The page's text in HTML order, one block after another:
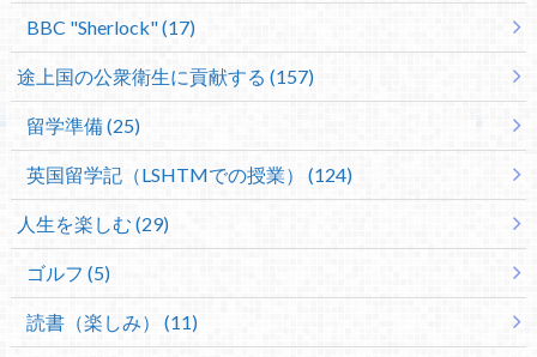
BBC "Sherlock" (17)
途上国の公衆衛生に貢献する (157)
留学準備 (25)
英国留学記（LSHTMでの授業） (124)
人生を楽しむ (29)
ゴルフ (5)
読書（楽しみ） (11)